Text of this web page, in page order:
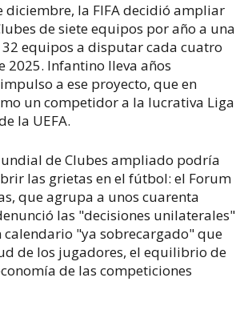
diciembre, la FIFA decidió ampliar
de siete equipos por año a una
equipos a disputar cada cuatro
2025. Infantino lleva años
a ese proyecto, que en
un competidor a la lucrativa Liga
la UEFA.
de Clubes ampliado podría
las grietas en el fútbol: el Forum
que agrupa a unos cuarenta
las "decisiones unilaterales"
calendario "ya sobrecargado" que
de los jugadores, el equilibrio de
de las competiciones